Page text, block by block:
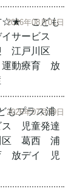
☆★ こども
イサービス
江戸川区
動療育 放
2026年08月01日
プラス浦
ス 児童発達
区 葛西 浦
放デイ 児
2026年07月29日